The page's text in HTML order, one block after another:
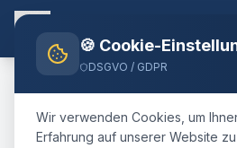
Home Blog TaxiErdingMünchen
🇩🇪 Deutschland Landkreis Erding
🍪 Cookie-
DSGVO / GDPR
Wir verwenden Cookies, um
Erfahrung auf unserer Website